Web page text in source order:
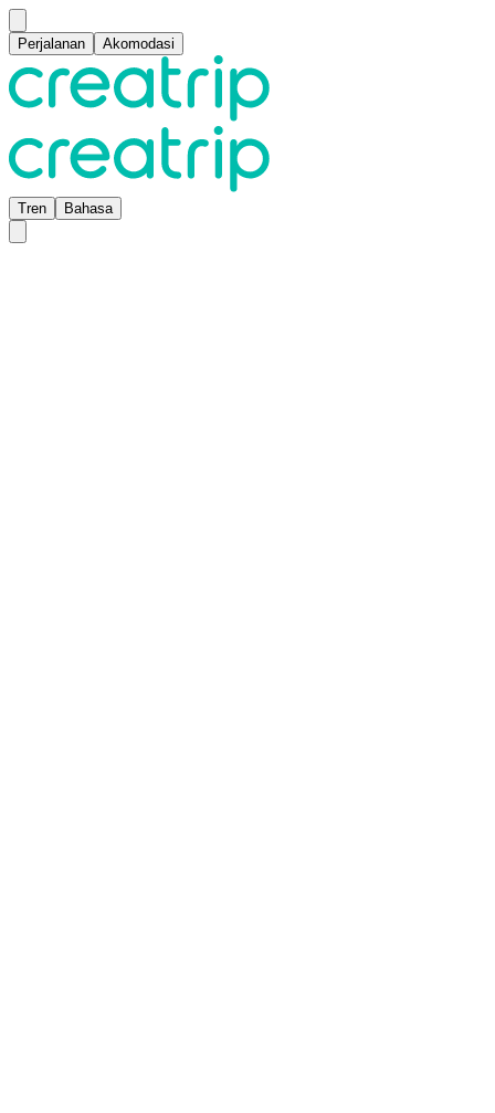
Perjalanan Akomodasi
Tren Bahasa